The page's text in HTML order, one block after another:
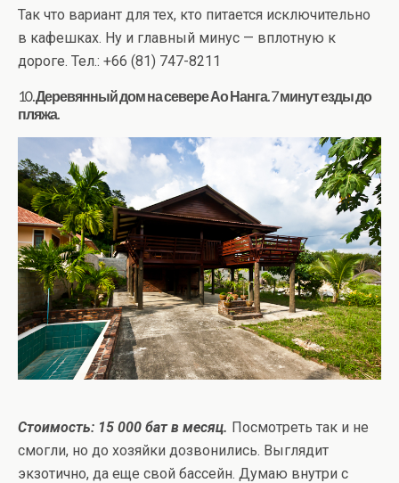
Так что вариант для тех, кто питается исключительно
в кафешках. Ну и главный минус — вплотную к
дороге. Тел.: +66 (81) 747-8211
10. Деревянный дом на севере Ао Нанга. 7 минут езды до
пляжа.
Стоимость: 15 000 бат в месяц. Посмотреть так и не
смогли, но до хозяйки дозвонились. Выглядит
экзотично, да еще свой бассейн. Думаю внутри с